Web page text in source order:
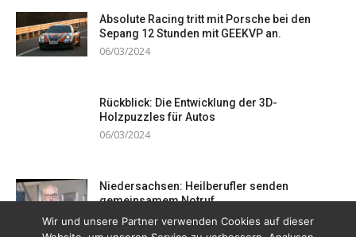
Absolute Racing tritt mit Porsche bei den
Sepang 12 Stunden mit GEEKVP an.
06/03/2024
Rückblick: Die Entwicklung der 3D-
Holzpuzzles für Autos
06/03/2024
Niedersachsen: Heilberufler senden
gemeinsamem Notruf
19/12/2023
Wir und unsere Partner verwenden Cookies auf dieser